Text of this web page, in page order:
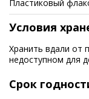
Пластиковый
Условия
Хранить вдали от
недоступном для
Срок